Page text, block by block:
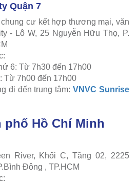
Quận 7
cư kết hợp thương mại, văn
- Lô W, 25 Nguyễn Hữu Thọ, P.
6: Từ 7h30 đến 17h00
Từ 7h00 đến 17h00
đi đến trung tâm:VNVC Sunrise
phố Hồ Chí Minh
River, Khối C, Tầng 02, 2225
Đông , TP.HCM